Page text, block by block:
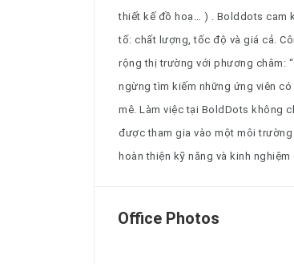
thiết kế đồ hoạ… ) . Bolddots cam
tố: chất lượng, tốc độ và giá cả.
rộng thị trường với phương châm:
ngừng tìm kiếm những ứng viên
mê. Làm việc tại BoldDots không
được tham gia vào một môi
hoàn thiện kỹ năng và kinh nghiệm
Office Photos